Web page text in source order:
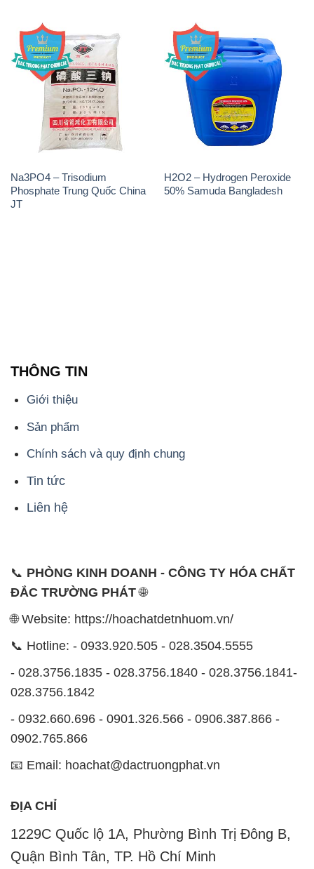
Na3PO4 – Trisodium
Phosphate Trung Quốc China
JT
H2O2 – Hydrogen Peroxide
50% Samuda Bangladesh
THÔNG TIN
Giới thiệu
Sản phẩm
Chính sách và quy định chung
Tin tức
Liên hệ
📞 PHÒNG KINH DOANH - CÔNG TY HÓA CHẤT
ĐẮC TRƯỜNG PHÁT🌐
🌐 Website: https://hoachatdetnhuom.vn/
📞 Hotline: - 0933.920.505 - 028.3504.5555
- 028.3756.1835 - 028.3756.1840 - 028.3756.1841-
028.3756.1842
- 0932.660.696 - 0901.326.566 - 0906.387.866 -
0902.765.866
📧 Email: hoachat@dactruongphat.vn
ĐỊA CHỈ
1229C Quốc lộ 1A, Phường Bình Trị Đông B,
Quận Bình Tân, TP. Hồ Chí Minh